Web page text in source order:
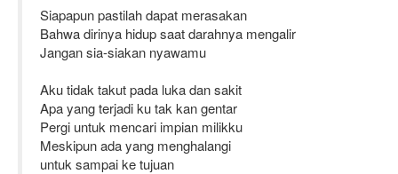
Siapapun pastilah dapat merasakan
Bahwa dirinya hidup saat darahnya mengalir
Jangan sia-siakan nyawamu
Aku tidak takut pada luka dan sakit
Apa yang terjadi ku tak kan gentar
Pergi untuk mencari impian milikku
Meskipun ada yang menghalangi
untuk sampai ke tujuan